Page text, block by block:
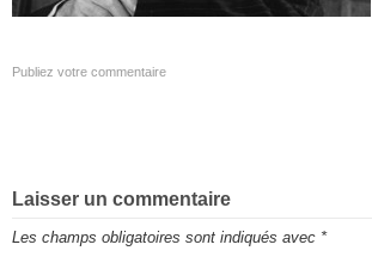
Publiez votre commentaire
Laisser un commentaire
Les champs obligatoires sont indiqués avec *